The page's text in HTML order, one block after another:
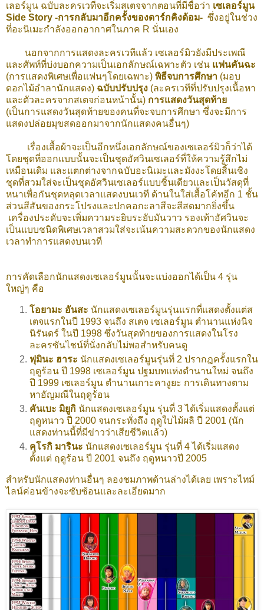
เลอร์มูน ฉบับละครเวทีจะเริ่มสเตจจากตอนที่มีชื่อว่า เซเลอร์มูน
Side Story -การกลับมาอีกครั้งของดาร์กคิงด้อม- ซึ่งอยู่ในช่วง
ที่อะนิเมะกำลังออกอากาศในภาค R นั่นเอง
นอกจากการแสดงละครเวทีแล้ว เซเลอร์มิวยังมีประเพณี
และศัพท์ที่บ่งบอกความเป็นเอกลักษณ์เฉพาะตัว เช่น แฟนคันฉะ
(การแสดงพิเศษเพื่อแฟนๆโดยเฉพาะ) พิธีจบการศึกษา (มอบ
ดอกไม้อำลานักแสดง) ฉบับปรับปรุง (ละครเวทีที่ปรับปรุงเนื้อหา
และตัวละครจากสเตจก่อนหน้านั้น) การแสดงวันสุดท้าย
(เป็นการแสดงวันสุดท้ายของคนที่จะจบการศึกษา ซึ่งจะมีการ
แสดงปล่อยมุขสดออกมาจากนักแสดงคนอื่นๆ)
เรื่องเสื้อผ้าจะเป็นอีกหนึ่งเอกลักษณ์ของเซเลอร์มิวก็ว่าได้
โดยชุดที่ออกแบบนั้นจะเป็นชุดอัศวินเซเลอร์ที่ให้ความรู้สึกไม่
เหมือนเดิม และแตกต่างจากฉบับอะนิเมะและมังงะโดยสิ้นเชิง
ชุดที่สวมใส่จะเป็นชุดอัศวินเซเลอร์แบบชิ้นเดียวและเป็นวัสดุที่
หนาเพื่อกันชุดหลุดเวลาแสดงบนเวที ด้านในใส่เสื้อโค้ทอีก 1 ชั้น
ส่วนสีสันของกระโปรงและปกคอกะลาสีจะสีสดมากยิ่งขึ้น
เครื่องประดับจะเพิ่มความระยิบระยับมันวาว รองเท้าอัศวินจะ
เป็นแบบชนิดพิเศษเวลาสวมใส่จะเน้นความสะดวกของนักแสดง
เวลาทำการแสดงบนเวที
การคัดเลือกนักแสดงเซเลอร์มูนนั้นจะแบ่งออกได้เป็น 4 รุ่น
ใหญ่ๆ คือ
โอยามะ อันสะ นักแสดงเซเลอร์มูนรุ่นแรกที่แสดงตั้งแต่ส
เตจแรกในปี 1993 จนถึง สเตจ เซเลอร์มูน ตำนานแห่งนิจ
นิรันดร์ ในปี 1998 ซึ่งวันสุดท้ายของการแสดงในโรง
ละครซันไชน์ที่นั่งกลับไม่พอสำหรับคนดู
ฟุมินะ ฮาระ นักแสดงเซเลอร์มูนรุ่นที่ 2 ปรากฎครั้งแรกใน
ฤดูร้อน ปี 1998 เซเลอร์มูน ปฐมบทแห่งตำนานใหม่ จนถึง
ปี 1999 เซเลอร์มูน ตำนานเกาะคางูยะ การเดินทางตาม
หาอัญมณีในฤดูร้อน
คันเบะ มิยูกิ นักแสดงเซเลอร์มูน รุ่นที่ 3 ได้เริ่มแสดงตั้งแต่
ฤดูหนาว ปี 2000 จนกระทั่งถึง ฤดูใบไม้ผลิ ปี 2001 (นัก
แสดงท่านนี้ที่มีข่าวว่าเสียชีวิตแล้ว)
คุโรกิ มารินะ นักแสดงเซเลอร์มูน รุ่นที่ 4 ได้เริ่มแสดง
ตั้งแต่ ฤดูร้อน ปี 2001 จนถึง ฤดูหนาวปี 2005
สำหรับนักแสดงท่านอื่นๆ ลองชมภาพด้านล่างได้เลย เพราะไทม์
ไลน์ค่อนข้างจะซับซ้อนและละเอียดมาก